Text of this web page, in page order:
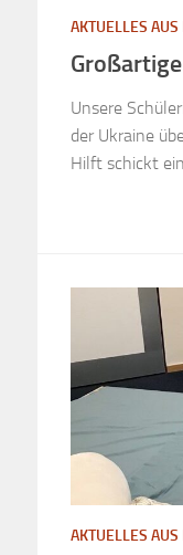
AKTUELLES
Unsere
der Ukraine
Hilft schickt
AKTUELLES